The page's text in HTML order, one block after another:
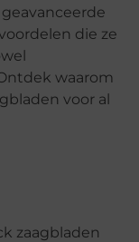
die ze
waarom
voor al
zaagbladen